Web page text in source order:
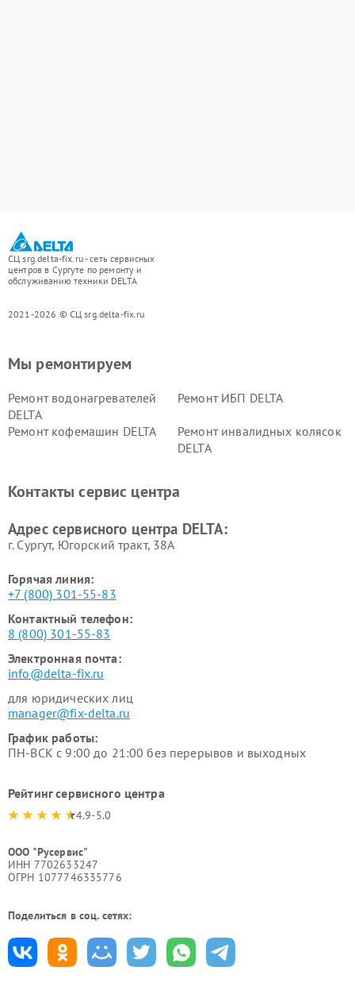
СЦ srg.delta-fix.ru - сеть сервисных
центров в Сургуте по ремонту и
обслуживанию техники DELTA
2021-2026 © СЦ srg.delta-fix.ru
Мы ремонтируем
Ремонт водонагревателей
DELTA
Ремонт ИБП DELTA
Ремонт кофемашин DELTA
Ремонт инвалидных колясок
DELTA
Контакты сервис центра
Адрес сервисного центра DELTA:
г. Сургут, Югорский тракт, 38А
Горячая линия:
+7 (800) 301-55-83
Контактный телефон:
8 (800) 301-55-83
Электронная почта:
info@delta-fix.ru
для юридических лиц
manager@fix-delta.ru
График работы:
ПН-ВСК с 9:00 до 21:00 без перерывов и выходных
Рейтинг сервисного центра
4.9-5.0
ООО "Русервис"
ИНН 7702633247
ОГРН 1077746335776
Поделиться в соц. сетях: